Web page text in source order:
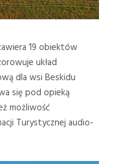
19 obiektów
układ
dla wsi Beskidu
się pod opieką
możliwość
Turystycznej audio-